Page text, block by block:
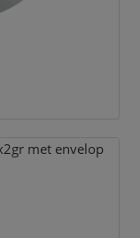
met envelop